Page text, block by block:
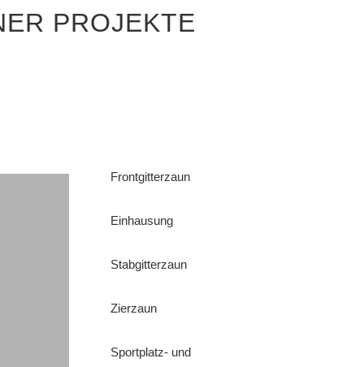
PROJEKTE
Frontgitterzaun
Einhausung
Stabgitterzaun
Zierzaun
Sportplatz- und